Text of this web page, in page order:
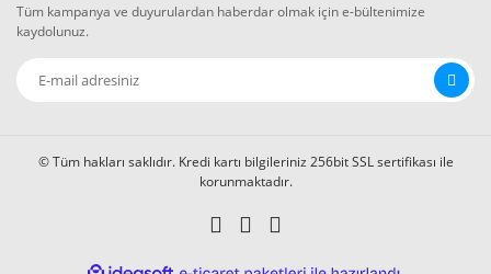
Tüm kampanya ve duyurulardan haberdar olmak için e-bültenimize
kaydolunuz.
© Tüm hakları saklıdır. Kredi kartı bilgileriniz 256bit SSL sertifikası ile
korunmaktadır.